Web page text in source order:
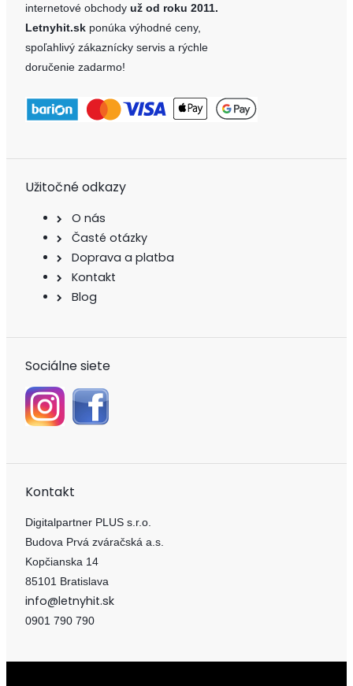
internetové obchody už od roku 2011.
Letnyhit.sk ponúka výhodné ceny,
spoľahlivý zákaznícky servis a rýchle
doručenie zadarmo!
Užitočné odkazy
O nás
Časté otázky
Doprava a platba
Kontakt
Blog
Sociálne siete
Kontakt
Digitalpartner PLUS s.r.o.
Budova Prvá zváračská a.s.
Kopčianska 14
85101 Bratislava
info@letnyhit.sk
0901 790 790